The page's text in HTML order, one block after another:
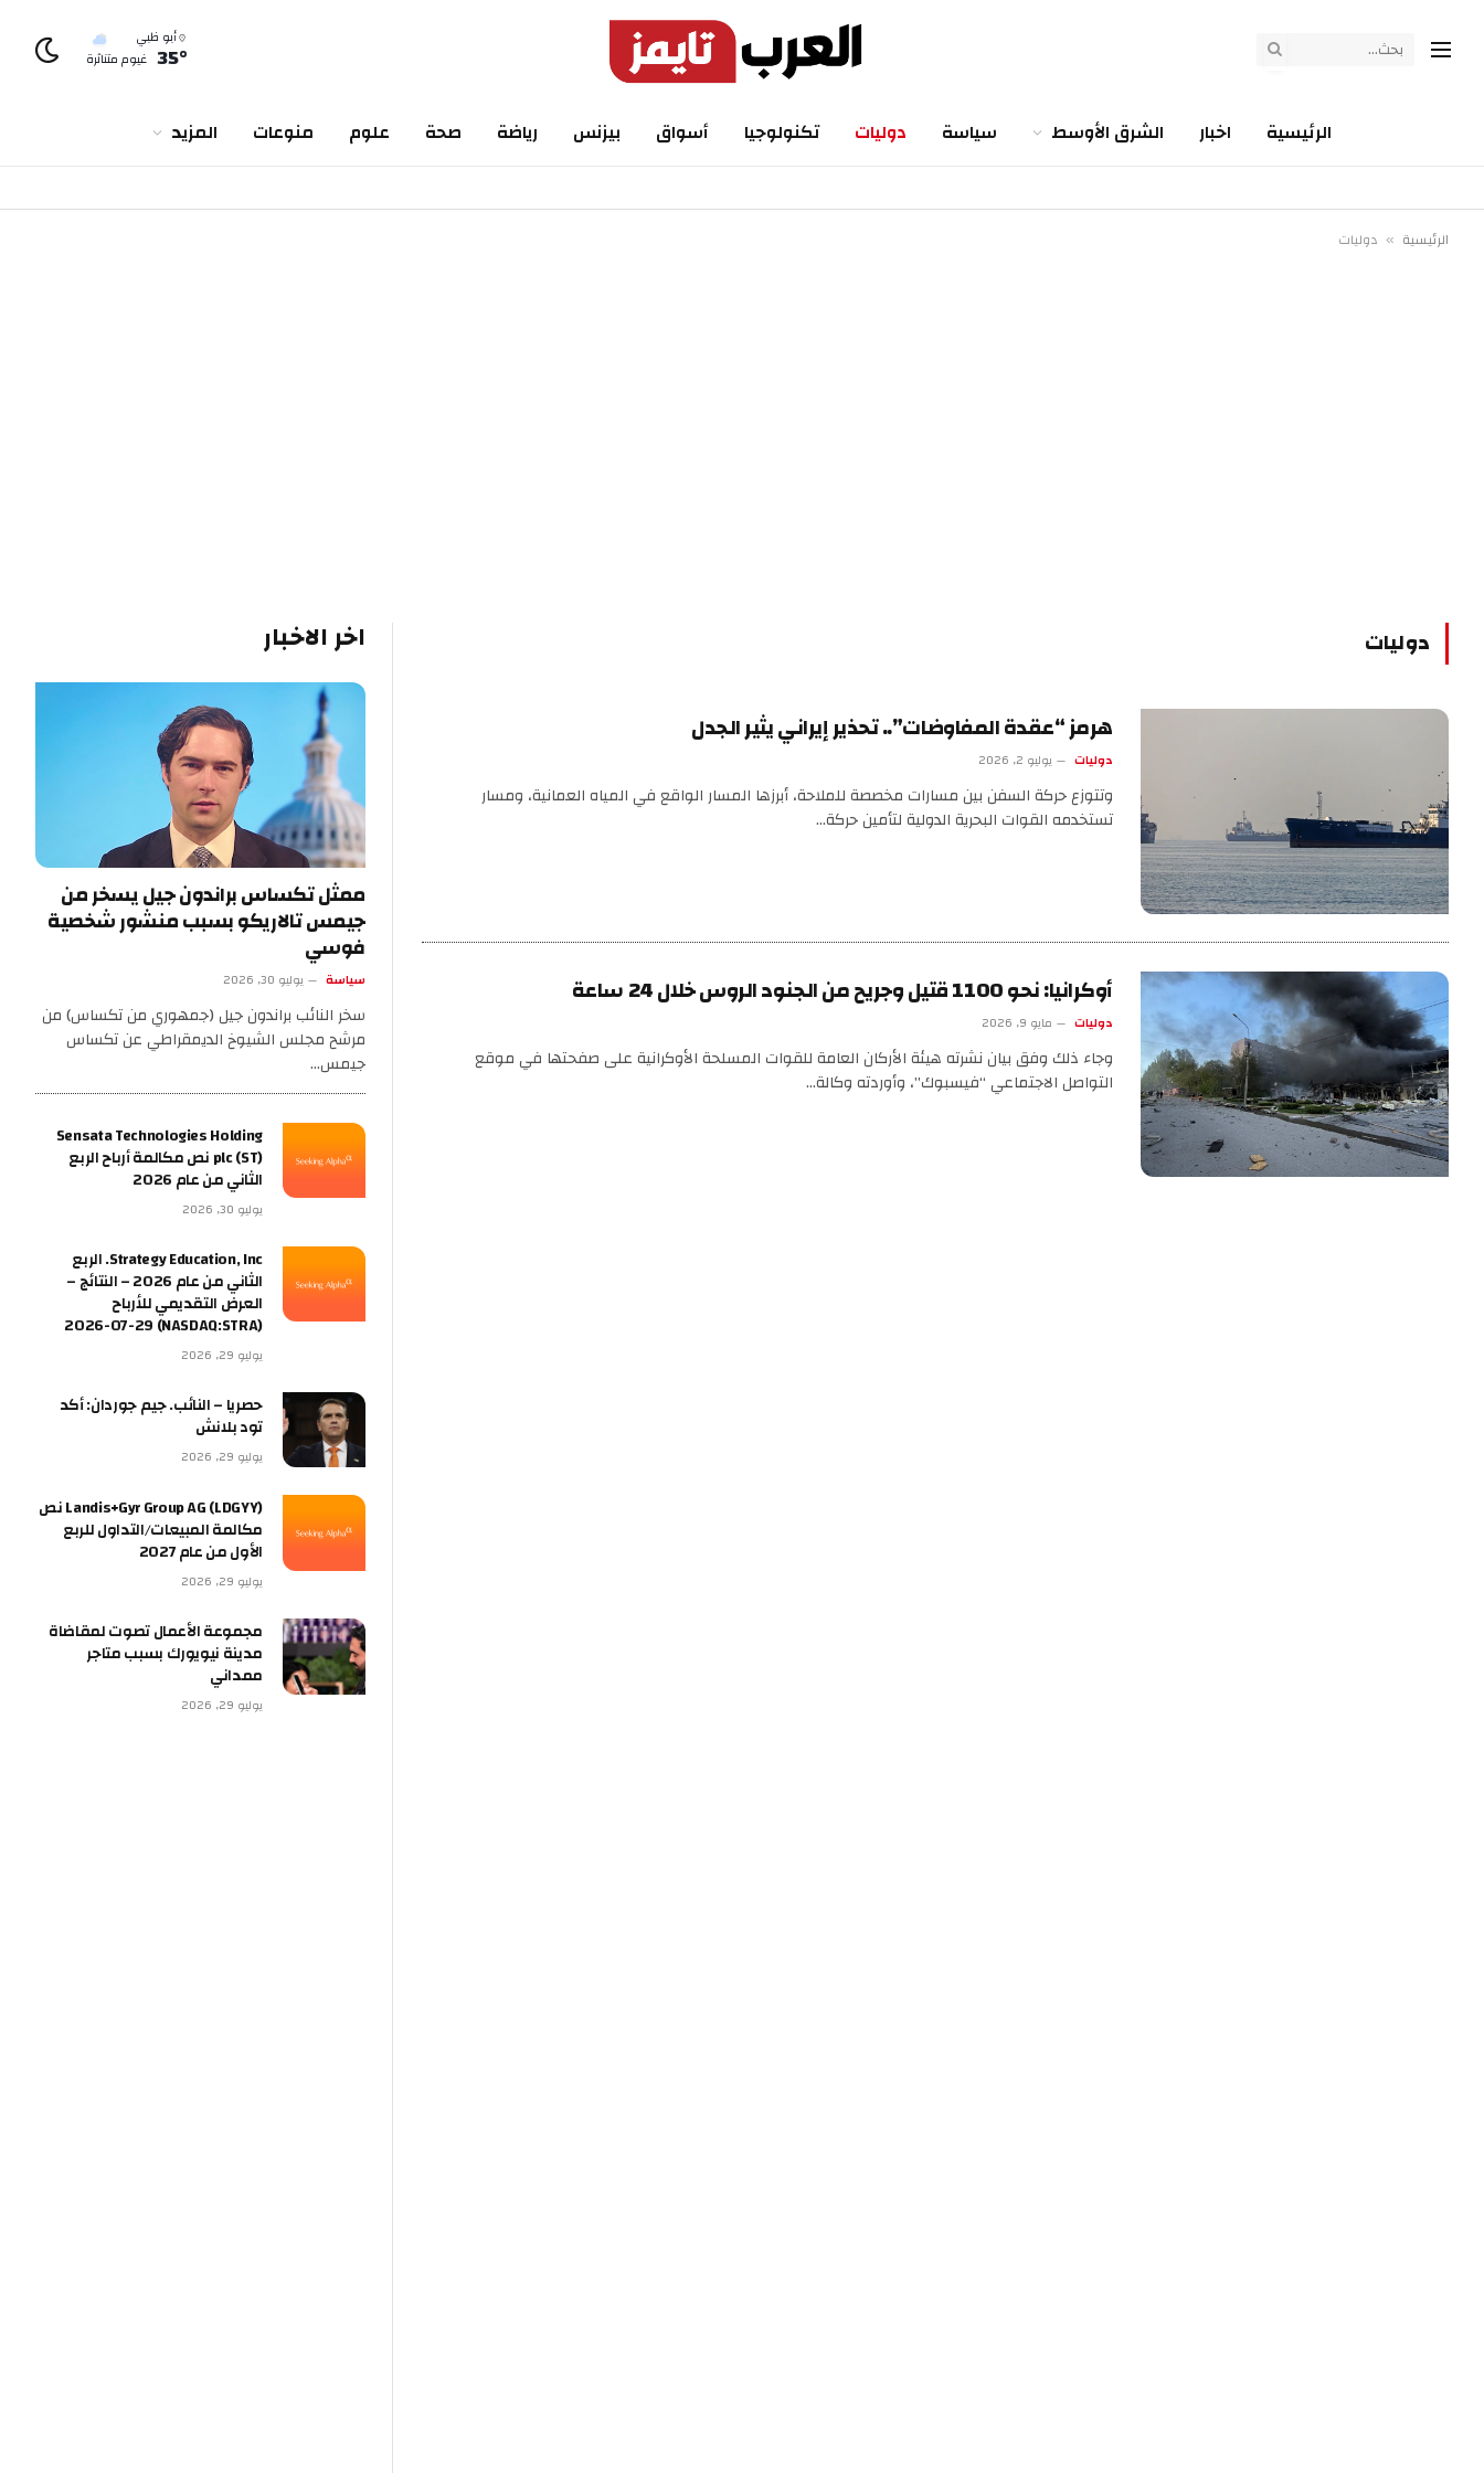
أبو ظبي
35° غيوم متناثرة
الرئيسية اخبار الشرق الأوسط سياسة دوليات تكنولوجيا أسواق بيزنس رياضة صحة علوم منوعات المزيد
الرئيسية » دوليات
دوليات
هرمز “عقدة المفاوضات”.. تحذير إيراني يثير الجدل
دوليات يوليو 2, 2026
وتتوزع حركة السفن بين مسارات مخصصة للملاحة، أبرزها المسار الواقع في المياه العمانية، ومسار
تستخدمه القوات البحرية الدولية لتأمين حركة…
أوكرانيا: نحو 1100 قتيل وجريح من الجنود الروس خلال 24 ساعة
دوليات مايو 9, 2026
وجاء ذلك وفق بيان نشرته هيئة الأركان العامة للقوات المسلحة الأوكرانية على صفحتها في موقع
التواصل الاجتماعي “فيسبوك”، وأوردته وكالة…
اخر الاخبار
ممثل تكساس براندون جيل يسخر من
جيمس تالاريكو بسبب منشور شخصية
فوسي
سياسة يوليو 30, 2026
سخر النائب براندون جيل (جمهوري من تكساس) من
مرشح مجلس الشيوخ الديمقراطي عن تكساس
جيمس…
Sensata Technologies Holding
plc (ST) نص مكالمة أرباح الربع
الثاني من عام 2026
يوليو 30, 2026
Strategy Education, Inc. الربع
الثاني من عام 2026 – النتائج –
العرض التقديمي للأرباح
(NASDAQ:STRA) 2026-07-29
يوليو 29, 2026
حصريا – النائب. جيم جوردان: أكد
تود بلانش
يوليو 29, 2026
Landis+Gyr Group AG (LDGYY) نص
مكالمة المبيعات/التداول للربع
الأول من عام 2027
يوليو 29, 2026
مجموعة الأعمال تصوت لمقاضاة
مدينة نيويورك بسبب متاجر
ممداني
يوليو 29, 2026